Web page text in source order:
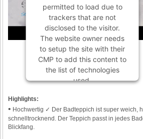
permitted to load due to
trackers that are not
disclosed to the visitor.
The website owner needs
to setup the site with their
CMP to add this content to
the list of technologies
used.
Consent Management
Platform
Highlights:
• Hochwertig ✓ Der Badteppich ist super weich,
schnelltrocknend. Der Teppich passt in jedes
Blickfang.